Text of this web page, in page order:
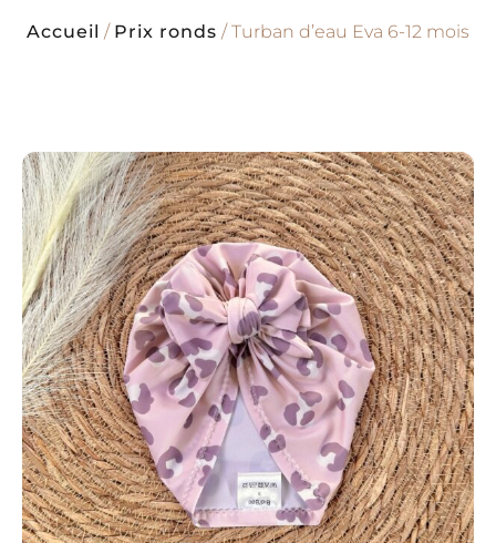
Accueil / Prix ronds / Turban d’eau Eva 6-12 mois